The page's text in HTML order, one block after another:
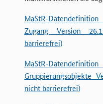
MaStR-
Zugang Version
barrierefrei)
MaStR-
Gruppierungsobjekte
nicht barrierefrei)